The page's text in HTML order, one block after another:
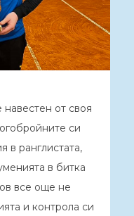
навестен от своя
си
в ранглистата,
в битка
все още не
и контрола си